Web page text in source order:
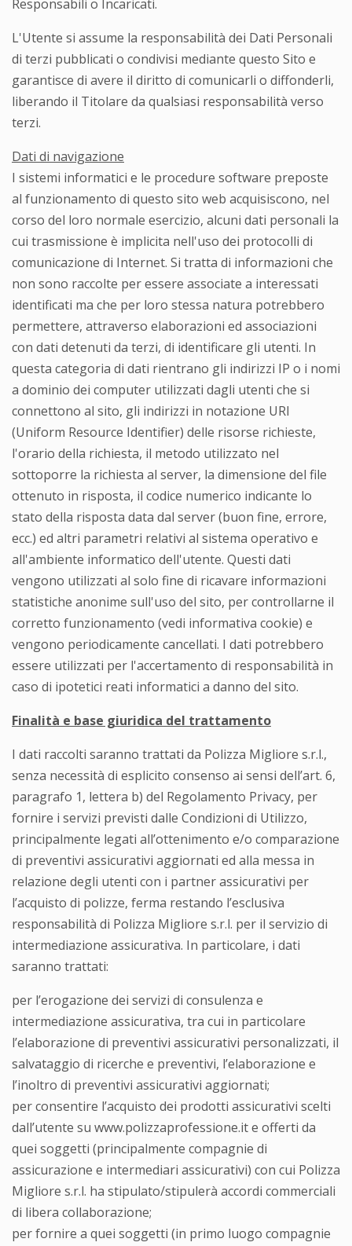
Responsabili o Incaricati.
L'Utente si assume la responsabilità dei Dati Personali
di terzi pubblicati o condivisi mediante questo Sito e
garantisce di avere il diritto di comunicarli o diffonderli,
liberando il Titolare da qualsiasi responsabilità verso
terzi.
Dati di navigazione
I sistemi informatici e le procedure software preposte
al funzionamento di questo sito web acquisiscono, nel
corso del loro normale esercizio, alcuni dati personali la
cui trasmissione è implicita nell'uso dei protocolli di
comunicazione di Internet. Si tratta di informazioni che
non sono raccolte per essere associate a interessati
identificati ma che per loro stessa natura potrebbero
permettere, attraverso elaborazioni ed associazioni
con dati detenuti da terzi, di identificare gli utenti. In
questa categoria di dati rientrano gli indirizzi IP o i nomi
a dominio dei computer utilizzati dagli utenti che si
connettono al sito, gli indirizzi in notazione URI
(Uniform Resource Identifier) delle risorse richieste,
l'orario della richiesta, il metodo utilizzato nel
sottoporre la richiesta al server, la dimensione del file
ottenuto in risposta, il codice numerico indicante lo
stato della risposta data dal server (buon fine, errore,
ecc.) ed altri parametri relativi al sistema operativo e
all'ambiente informatico dell'utente. Questi dati
vengono utilizzati al solo fine di ricavare informazioni
statistiche anonime sull'uso del sito, per controllarne il
corretto funzionamento (vedi informativa cookie) e
vengono periodicamente cancellati. I dati potrebbero
essere utilizzati per l'accertamento di responsabilità in
caso di ipotetici reati informatici a danno del sito.
Finalità e base giuridica del trattamento
I dati raccolti saranno trattati da Polizza Migliore s.r.l.,
senza necessità di esplicito consenso ai sensi dell’art. 6,
paragrafo 1, lettera b) del Regolamento Privacy, per
fornire i servizi previsti dalle Condizioni di Utilizzo,
principalmente legati all’ottenimento e/o comparazione
di preventivi assicurativi aggiornati ed alla messa in
relazione degli utenti con i partner assicurativi per
l’acquisto di polizze, ferma restando l’esclusiva
responsabilità di Polizza Migliore s.r.l. per il servizio di
intermediazione assicurativa. In particolare, i dati
saranno trattati:
per l’erogazione dei servizi di consulenza e
intermediazione assicurativa, tra cui in particolare
l’elaborazione di preventivi assicurativi personalizzati, il
salvataggio di ricerche e preventivi, l’elaborazione e
l’inoltro di preventivi assicurativi aggiornati;
per consentire l’acquisto dei prodotti assicurativi scelti
dall’utente su www.polizzaprofessione.it e offerti da
quei soggetti (principalmente compagnie di
assicurazione e intermediari assicurativi) con cui Polizza
Migliore s.r.l. ha stipulato/stipulerà accordi commerciali
di libera collaborazione;
per fornire a quei soggetti (in primo luogo compagnie